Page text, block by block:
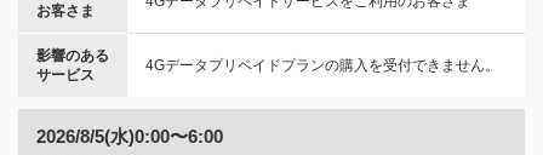
お客さま
影響のある
サービス
4Gデータプリペイドプランの購入を受付できません。
2026/8/5(水)0:00〜6:00